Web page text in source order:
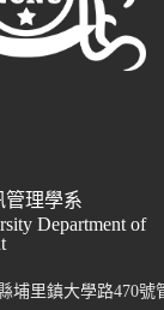
管理學系
Department of
埔里鎮大學路470號